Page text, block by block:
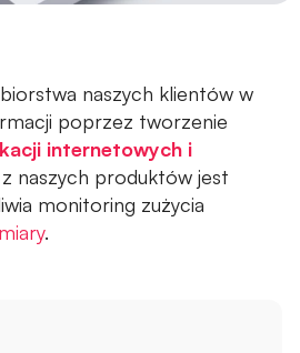
serwerowni
naszych klientów w
poprzez tworzenie
internetowych i
naszych produktów jest
monitoring zużycia
.